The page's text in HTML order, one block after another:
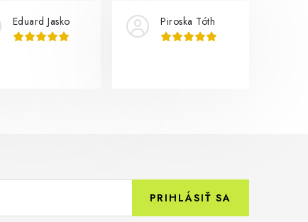
Eduard Jasko Piroska Tóth
PRIHLÁSIŤ SA